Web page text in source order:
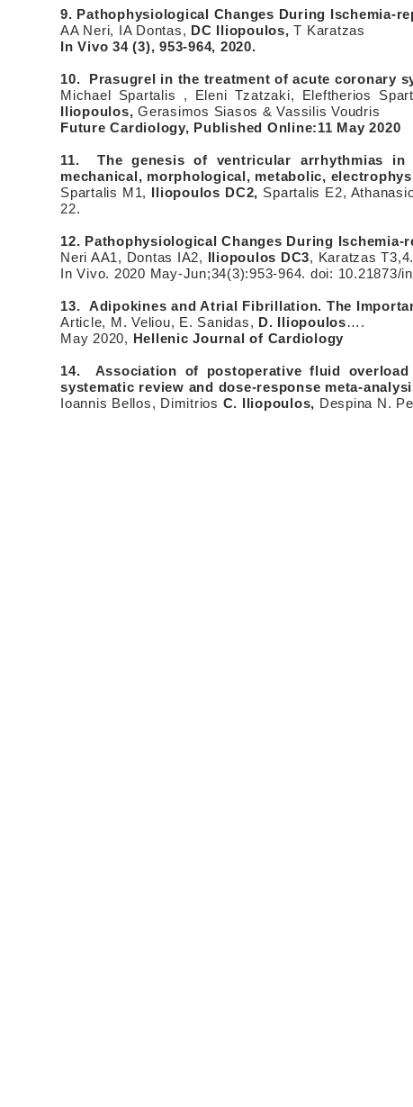
9. Pathophysiological Changes During Ischemia-
AA Neri, IA Dontas, DC Iliopoulos, T Karatzas
In Vivo 34 (3), 953-964, 2020.
10. Prasugrel in the treatment of acute coronary
Michael Spartalis , Eleni Tzatzaki, Eleftherios
Iliopoulos, Gerasimos Siasos & Vassilis Voudris
Future Cardiology, Published Online:11 May 2020
11. The genesis of ventricular arrhythmias
mechanical, morphological, metabolic,
Spartalis M1, Iliopoulos DC2, Spartalis E2,
22.
12. Pathophysiological Changes During
Neri AA1, Dontas IA2, Iliopoulos DC3, Karatzas T3,4.
In Vivo. 2020 May-Jun;34(3):953-964. doi: 10.21873/
13. Adipokines and Atrial Fibrillation. The
Article, Μ. Veliou, E. Sanidas, D. Iliopoulos….
May 2020, Hellenic Journal of Cardiology
14. Association of postoperative fluid
systematic review and dose-response meta-
Ioannis Bellos, Dimitrios C. Iliopoulos, Despina N.